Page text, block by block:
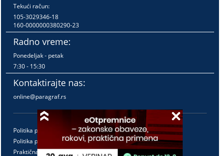
Tekući račun:
105-3029346-18
160-0000000380290-23
Radno vreme:
Ponedeljak - petak
7:30 - 15:30
Kontaktirajte nas:
online@paragraf.rs
Politika privatnosti
Politika pružanja usluga
Praktična pravila pružanja usluga